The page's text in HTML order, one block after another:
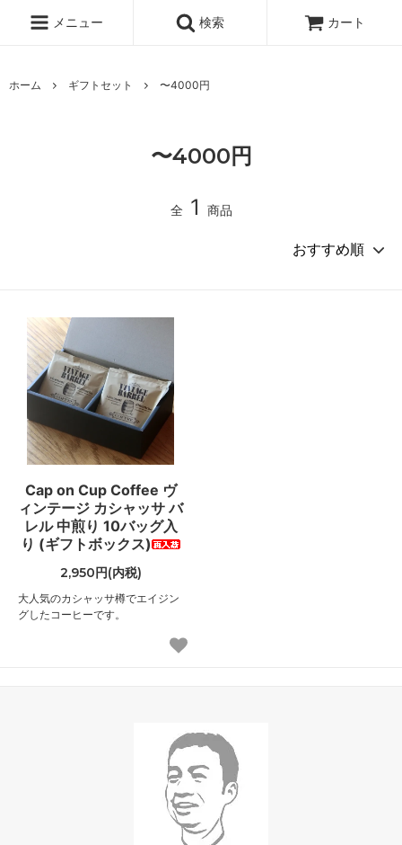
メニュー 検索 カート
ホーム ギフトセット 〜4000円
〜4000円
全 1 商品
Cap on Cup Coffee ヴ
ィンテージ カシャッサ バ
レル 中煎り 10バッグ入
り (ギフトボックス)
2,950円(内税)
大人気のカシャッサ樽でエイジン
グしたコーヒーです。